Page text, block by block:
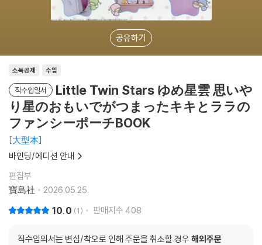
공유하기
소득공제 수입
직수입일서
Little Twin Stars ゆめ星雲 思いや
り星のおもいでがつまったキキとララの
ファンシーポーチBOOK
大型本
바인딩/에디션 안내
편집부
寶島社
2026.05.25.
10.0 1 판매지수 408
직수입외서는 변심/착오로 인해 주문을 취소할 경우 해외주문